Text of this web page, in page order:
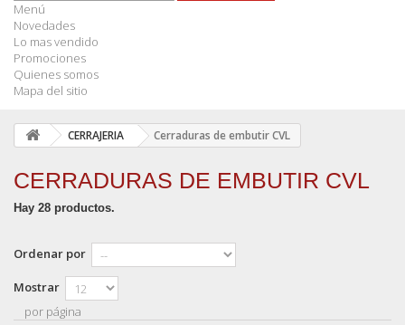
Menú
Novedades
Lo mas vendido
Promociones
Quienes somos
Mapa del sitio
CERRAJERIA Cerraduras de embutir CVL
CERRADURAS DE EMBUTIR CVL
Hay 28 productos.
Ordenar por
Mostrar
por página